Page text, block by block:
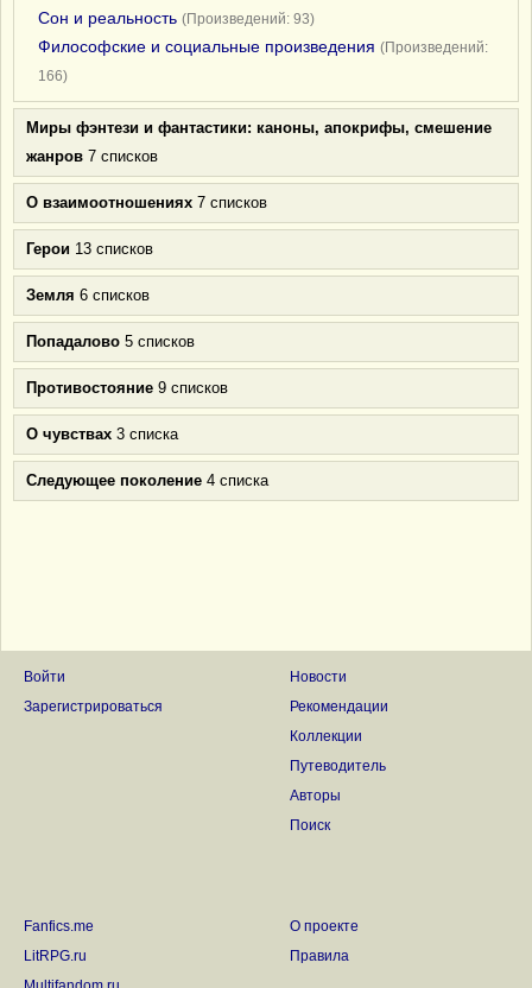
Сон и реальность (Произведений: 93)
Философские и социальные произведения (Произведений:
166)
Миры фэнтези и фантастики: каноны, апокрифы, смешение
жанров 7 списков
О взаимоотношениях 7 списков
Герои 13 списков
Земля 6 списков
Попадалово 5 списков
Противостояние 9 списков
О чувствах 3 списка
Следующее поколение 4 списка
Войти
Зарегистрироваться
Новости
Рекомендации
Коллекции
Путеводитель
Авторы
Поиск
Fanfics.me
LitRPG.ru
О проекте
Правила